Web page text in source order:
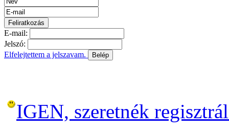
E-mail:
Jelszó:
Elfelejtettem a jelszavam.
Belép
IGEN, szeretnék